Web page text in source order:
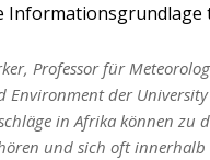
Informationsgrundlage
Professor für
Environment der University
in Afrika können zu
und sich oft innerhalb